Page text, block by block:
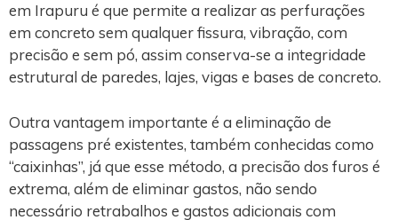
em Irapuru é que permite a realizar as perfurações
em concreto sem qualquer fissura, vibração, com
precisão e sem pó, assim conserva-se a integridade
estrutural de paredes, lajes, vigas e bases de concreto.
Outra vantagem importante é a eliminação de
passagens pré existentes, também conhecidas como
“caixinhas”, já que esse método, a precisão dos furos é
extrema, além de eliminar gastos, não sendo
necessário retrabalhos e gastos adicionais com